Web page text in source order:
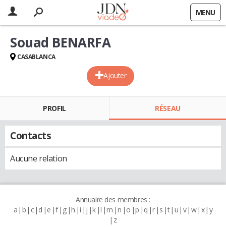
MENU
Ajouter
Souad BENARFA
CASABLANCA
PROFIL RÉSEAU
Contacts
Aucune relation
Annuaire des membres :
a b c d e f g h i j k l m n o p q r s t u v w x y
z